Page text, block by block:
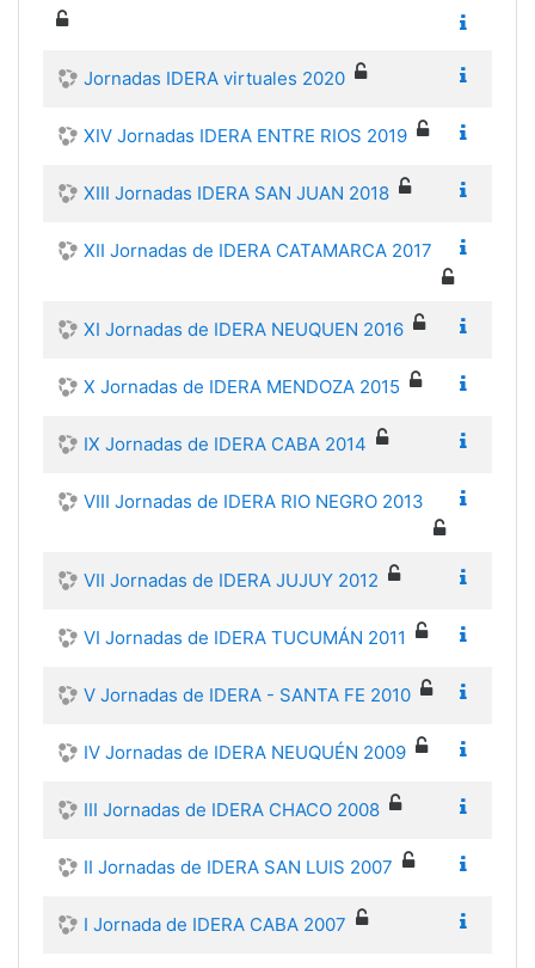
Jornadas IDERA virtuales 2020
XIV Jornadas IDERA ENTRE RIOS 2019
XIII Jornadas IDERA SAN JUAN 2018
XII Jornadas de IDERA CATAMARCA 2017
XI Jornadas de IDERA NEUQUEN 2016
X Jornadas de IDERA MENDOZA 2015
IX Jornadas de IDERA CABA 2014
VIII Jornadas de IDERA RIO NEGRO 2013
VII Jornadas de IDERA JUJUY 2012
VI Jornadas de IDERA TUCUMÁN 2011
V Jornadas de IDERA - SANTA FE 2010
IV Jornadas de IDERA NEUQUÉN 2009
III Jornadas de IDERA CHACO 2008
II Jornadas de IDERA SAN LUIS 2007
I Jornada de IDERA CABA 2007